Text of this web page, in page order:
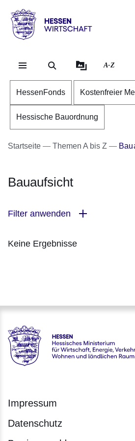
Hessen
Wirtschaft
A-Z
HessenFonds Kostenfreier
Hessische Bauordnung
Startseite Themen A bis Z
Bauaufsicht
Filter anwenden
Keine Ergebnisse
Hessen - Hessisches Ministerium
Impressum
Datenschutz